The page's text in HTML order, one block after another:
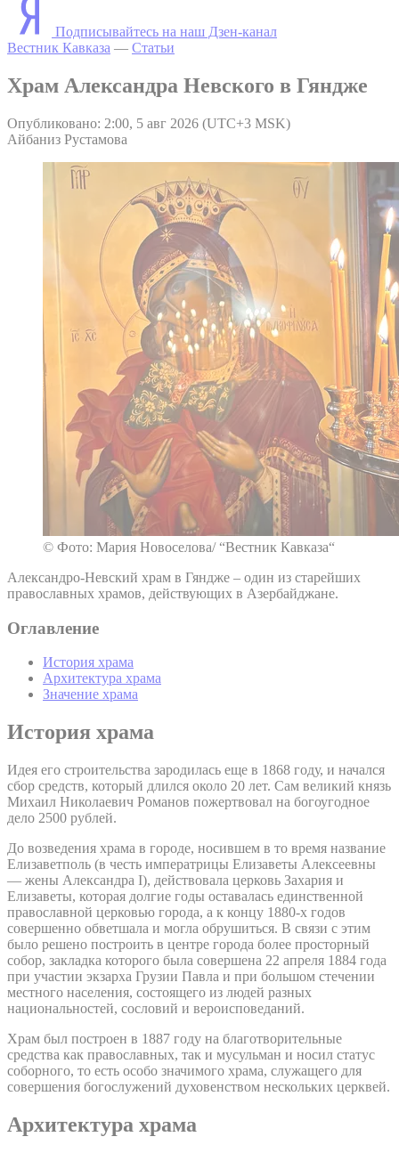
Подписывайтесь на наш Дзен-канал
Вестник Кавказа — Статьи
Храм Александра Невского в Гяндже
Опубликовано: 2:00, 5 авг 2026 (UTC+3 MSK)
Айбаниз Рустамова
© Фото: Мария Новоселова/ “Вестник Кавказа“
Александро-Невский храм в Гяндже – один из старейших
православных храмов, действующих в Азербайджане.
Оглавление
История храма
Архитектура храма
Значение храма
История храма
Идея его строительства зародилась еще в 1868 году, и начался
сбор средств, который длился около 20 лет. Сам великий князь
Михаил Николаевич Романов пожертвовал на богоугодное
дело 2500 рублей.
До возведения храма в городе, носившем в то время название
Елизаветполь (в честь императрицы Елизаветы Алексеевны
— жены Александра I), действовала церковь Захария и
Елизаветы, которая долгие годы оставалась единственной
православной церковью города, а к концу 1880-х годов
совершенно обветшала и могла обрушиться. В связи с этим
было решено построить в центре города более просторный
собор, закладка которого была совершена 22 апреля 1884 года
при участии экзарха Грузии Павла и при большом стечении
местного населения, состоящего из людей разных
национальностей, сословий и вероисповеданий.
Храм был построен в 1887 году на благотворительные
средства как православных, так и мусульман и носил статус
соборного, то есть особо значимого храма, служащего для
совершения богослужений духовенством нескольких церквей.
Архитектура храма